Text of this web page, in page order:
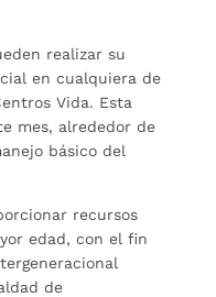
realizar su
en cualquiera de
Vida. Esta
mes, alrededor de
básico del
recursos
edad, con el fin
de